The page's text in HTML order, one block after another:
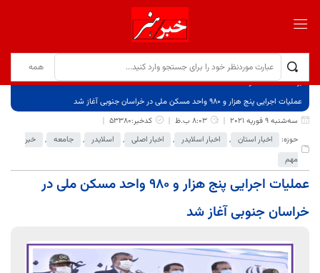
برگ نخست
نوشته‌ها
عملیات اجرایی پنج هزار و ۹۸۰ واحد مسکن ملی در خراسان جنوبی آغاز شد
سه‌شنبه 9 فوریه 2021
8:03 ب.ظ
کدخبر:53380
حوزه:
اخبار استان , اخبار اسلایدر , اخبار اصلی , اسلایدر , جامعه ,
خبر
مهم
عملیات اجرایی پنج هزار و ۹۸۰ واحد مسکن ملی در
خراسان جنوبی آغاز شد